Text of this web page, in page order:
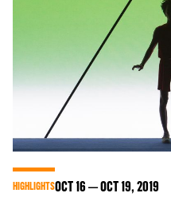
HIGHLIGHTSOCT16 OCT19, 2019